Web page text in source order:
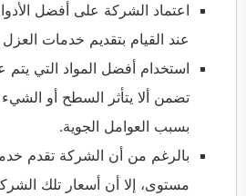
اعتماد الشركة على أفضل
عند القيام بتقديم خدمات العزل
استخدام أفضل المواد التي يتم
تضمن ألا يتأثر السطح أو
بسبب العوامل الجوية.
بالرغم من أن الشركة تقدم
مستوى، إلا أن أسعار تلك